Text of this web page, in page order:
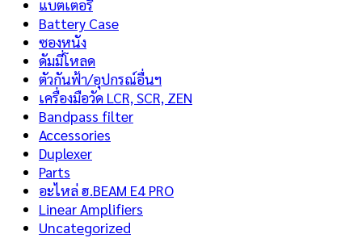
แบตเตอรี่
Battery Case
ซองหนัง
ดัมมี่โหลด
ตัวกันฟ้า/อุปกรณ์อื่นฯ
เครื่องมือวัด LCR, SCR, ZEN
Bandpass filter
Accessories
Duplexer
Parts
อะไหล่ ฮ.BEAM E4 PRO
Linear Amplifiers
Uncategorized